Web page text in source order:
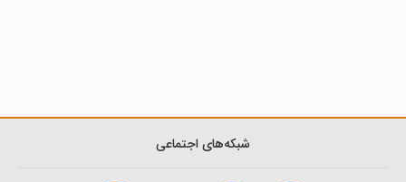
شبکه‌های اجتماعی